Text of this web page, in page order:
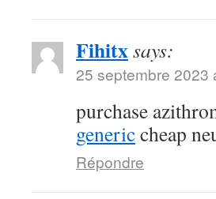
Fihitxsays:
25 septembre 2023
purchase
genericcheap
Répondre